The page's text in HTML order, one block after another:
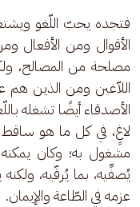
فتجده يحبّ اللّغو
الأقوال ومن الأفعال
مصلحة من المصالح،
اللاّغين ومن الذين هم
الأصدقاء أيضًا تشغله
لاغٍ، في كل ما هو ساقط
مشغول به؛ وكان يمكنه
يُصفِّيه، بما يُرقّيه،
عزمه في الطّاعة والإيمان.